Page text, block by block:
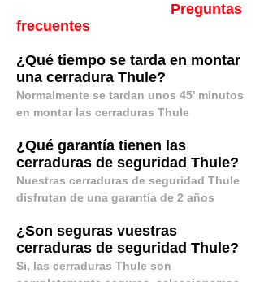
Preguntas
frecuentes
¿Qué tiempo se tarda en montar
una cerradura Thule?
Normalmente se tardan unos 45' minutos
en montar las cerraduras Thule
¿Qué garantía tienen las
cerraduras de seguridad Thule?
Nuestras cerraduras de seguridad Thule
disfrutan de una garantía de 2 años
¿Son seguras vuestras
cerraduras de seguridad Thule?
Si, las cerraduras Thule son